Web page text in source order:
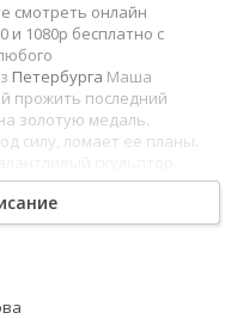
смотреть онлайн
и 1080p бесплатно с
Петербурга Маша
прожить последний
золотую медаль.
силу, ломает ее планы.
и такие разные
удивительному
идет за ним,чтобы
новую жизнь,